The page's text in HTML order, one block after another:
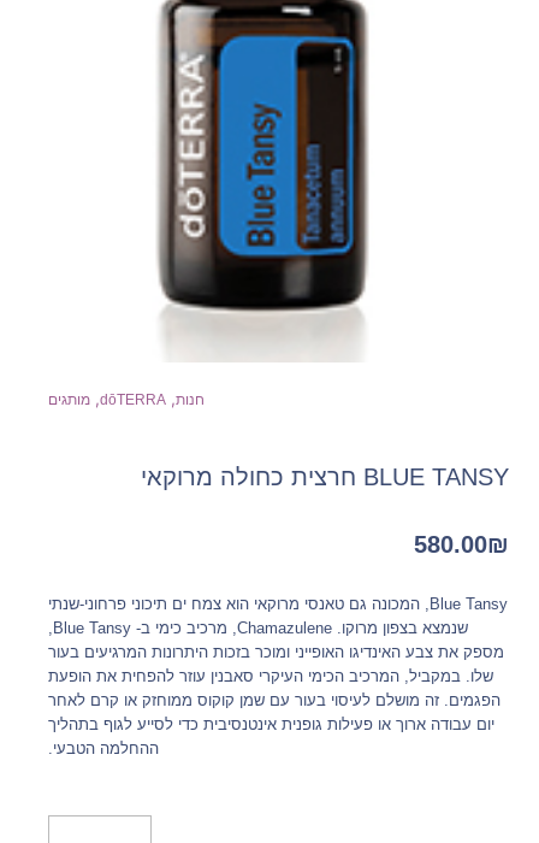
חנות,
dōTERRA
, מותגים
BLUE TANSY חרצית כחולה מרוקאי
580.00₪
Blue Tansy, המכונה גם טאנסי מרוקאי הוא צמח ים תיכוני פרחוני-שנתי
שנמצא בצפון מרוקו. Chamazulene, מרכיב כימי ב- Blue Tansy,
מספק את צבע האינדיגו האופייני ומוכר בזכות היתרונות המרגיעים בעור
שלו. במקביל, המרכיב הכימי העיקרי סאבנין עוזר להפחית את הופעת
הפגמים. זה מושלם לעיסוי בעור עם שמן קוקוס ממוחזק או קרם לאחר
יום עבודה ארוך או פעילות גופנית אינטנסיבית כדי לסייע לגוף בתהליך
ההחלמה הטבעי.